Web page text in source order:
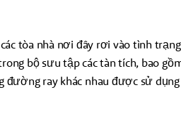
tòa nhà nơi đây rơi vào tình
bộ sưu tập các tàn tích, bao
đường ray khác nhau được sử